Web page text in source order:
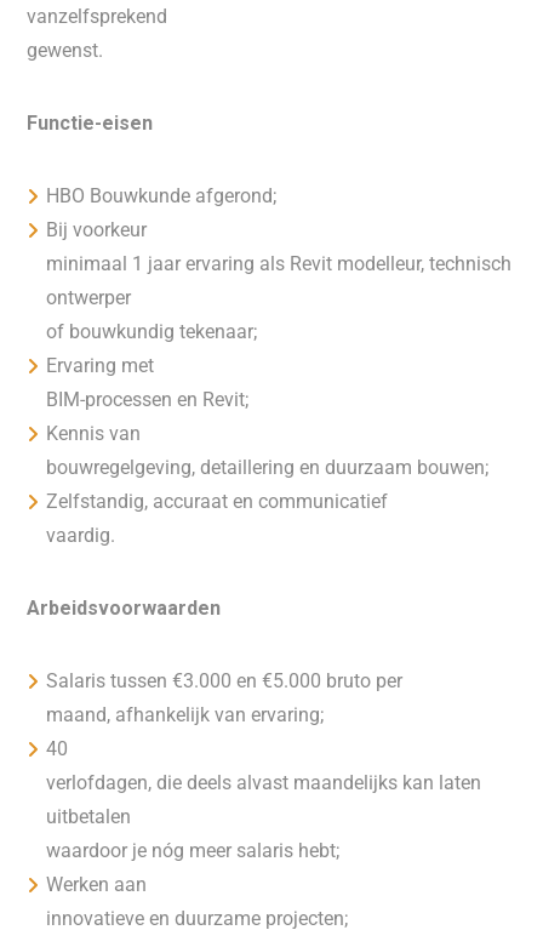
vanzelfsprekend
gewenst.
Functie-eisen
HBO Bouwkunde afgerond;
Bij voorkeur
minimaal 1 jaar ervaring als Revit modelleur, technisch
ontwerper
of bouwkundig tekenaar;
Ervaring met
BIM-processen en Revit;
Kennis van
bouwregelgeving, detaillering en duurzaam bouwen;
Zelfstandig, accuraat en communicatief
vaardig.
Arbeidsvoorwaarden
Salaris tussen €3.000 en €5.000 bruto per
maand, afhankelijk van ervaring;
40
verlofdagen, die deels alvast maandelijks kan laten
uitbetalen
waardoor je nóg meer salaris hebt;
Werken aan
innovatieve en duurzame projecten;